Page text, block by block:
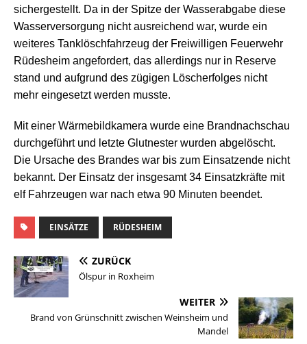
sichergestellt. Da in der Spitze der Wasserabgabe diese
Wasserversorgung nicht ausreichend war, wurde ein
weiteres Tanklöschfahrzeug der Freiwilligen Feuerwehr
Rüdesheim angefordert, das allerdings nur in Reserve
stand und aufgrund des zügigen Löscherfolges nicht
mehr eingesetzt werden musste.
Mit einer Wärmebildkamera wurde eine Brandnachschau
durchgeführt und letzte Glutnester wurden abgelöscht.
Die Ursache des Brandes war bis zum Einsatzende nicht
bekannt. Der Einsatz der insgesamt 34 Einsatzkräfte mit
elf Fahrzeugen war nach etwa 90 Minuten beendet.
EINSÄTZE RÜDESHEIM
ZURÜCK
Ölspur in Roxheim
WEITER
Brand von Grünschnitt zwischen Weinsheim und
Mandel